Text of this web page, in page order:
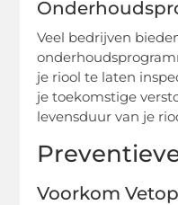
Veel bedrijven
je riool te laten
je toekomstige
levensduur van je
Voorkom